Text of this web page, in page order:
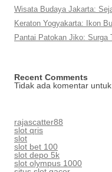
Wisata Budaya Jakarta:
Keraton Yogyakarta: Ikon
Pantai Patokan Jiko: Surga
Recent Comments
Tidak ada komentar untuk
rajascatter88
slot qris
slot
slot bet 100
slot depo 5k
slot olympus 1000